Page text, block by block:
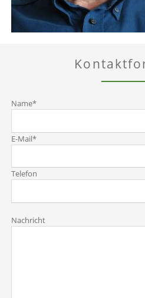
Pflichtfeld
Name*
Pflichtfeld
E-Mail*
Telefon
Nachricht